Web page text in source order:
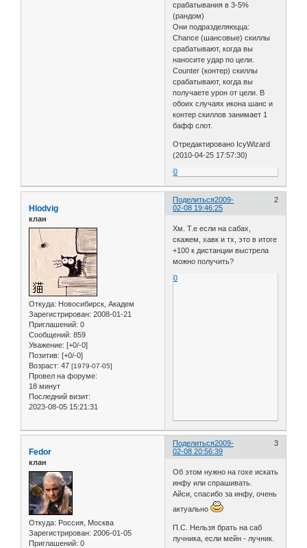
срабатывания в 3-5%
(рандом)
Они подразделяюцца:
Chance (шансовые) скиллы
срабатывают, когда вы
наносите удар по цели.
Counter (контер) скиллы
срабатывают, когда вы
получаете урон от цели. В
обоих случаях икона шанс и
контер скиллов занимает 1
бафф слот.
Отредактировано IcyWizard
(2010-04-25 17:57:30)
0
Поделиться 2
2009-
02-08 19:46:25
Hlodvig
клан
Откуда: Новосибирск, Академ
Зарегистрирован: 2008-01-21
Приглашений: 0
Сообщений: 859
Уважение: [+0/-0]
Позитив: [+0/-0]
Возраст: 47 [1979-07-05]
Провел на форуме:
18 минут
Последний визит:
2023-08-05 15:21:31
Хм. Т.е если на сабах,
скажем, хавк и тх, это в итоге
+100 к дистанции выстрела
можно получить?
0
Поделиться 3
2009-
02-08 20:56:39
Fedor
клан
Откуда: Россия, Москва
Зарегистрирован: 2006-01-05
Приглашений: 0
Об этом нужно на гохе искать
инфу или спрашивать.
Айси, спасибо за инфу, очень
актуально
П.С. Нельзя брать на саб
лучника, если мейн - лучник.